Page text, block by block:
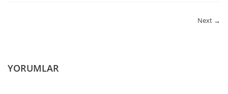
Next →
YORUMLAR